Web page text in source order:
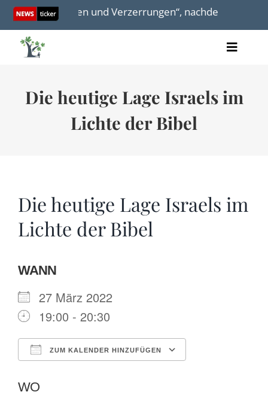
Skip
content
und Verzerrungen“, nachdem 13
Toggle
Audio
Spenden
Die heutige Lage Israels im
Lichte der Bibel
Die heutige Lage Israels im
Lichte der Bibel
WANN
27 März 2022
19:00 - 20:30
ZUM KALENDER HINZUFÜGEN
WO